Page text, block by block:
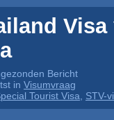
Visa
Bericht
in Visumvraag
Tourist Visa STV-